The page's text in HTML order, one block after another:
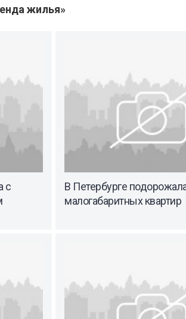
жилья»
с
В Петербурге
малогабаритных квартир